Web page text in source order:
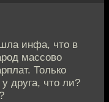
инфа, что в
массово
Только
друга, что ли?